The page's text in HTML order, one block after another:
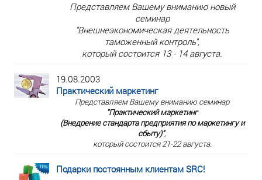
Представляем Вашему вниманию новый
семинар
"Внешнеэкономическая деятельность
таможенный контроль",
который состоится 13 - 14 августа.
19.08.2003
Практический маркетинг
Представляем Вашему вниманию семинар
"Практический маркетинг
(Внедрение стандарта предприятия по маркетингу и
сбыту)",
который состоится 21-22 августа.
Подарки постоянным клиентам SRC!